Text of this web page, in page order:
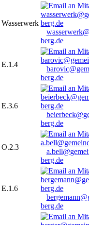
Wasserwerk
berg.de
E.1.4
berg.de
E.3.6
berg.de
O.2.3
berg.de
E.1.6
berg.de